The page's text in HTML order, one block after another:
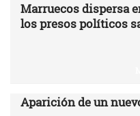
Marruecos dispersa
los presos políticos
Aparición de un